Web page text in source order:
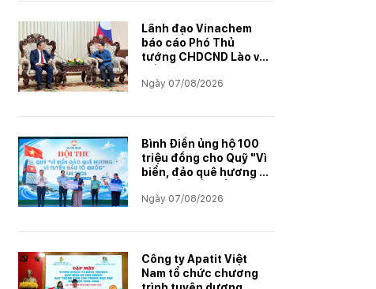
Lãnh đạo Vinachem
báo cáo Phó Thủ
tướng CHDCND Lào về
thác và chế biến muối
Ngày 07/08/2026
Bình Điền ủng hộ 100
triệu đồng cho Quỹ "Vì
biển, đảo quê hương -
Ngày 07/08/2026
Công ty Apatit Việt
Nam tổ chức chương